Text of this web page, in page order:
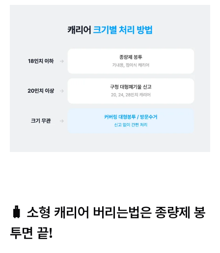
🧳 소형 캐리어 버리는법은 종량제 봉
투면 끝!